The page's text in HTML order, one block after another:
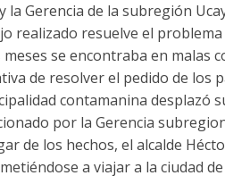
la Gerencia de la subregión
realizado resuelve el
meses se encontraba en malas
de resolver el pedido de los
contamanina desplazó
por la Gerencia
de los hechos, el alcalde
a viajar a la ciudad